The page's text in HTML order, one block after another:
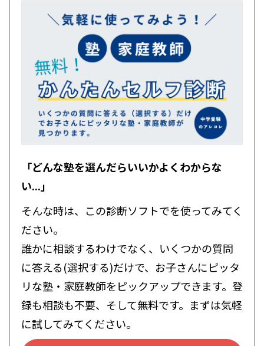
「どんな塾を選んだらいいかよくわからな
い...」
そんな時は、この診断ソフトでを使ってみてく
ださい。
誰かに相談するわけでなく、いくつかの質問
に答える(選択する)だけで、お子さんにピッタ
リな塾・家庭教師をピックアップできます。登
録も相談も不要、そして無料です。まずは気軽
に試してみてください。